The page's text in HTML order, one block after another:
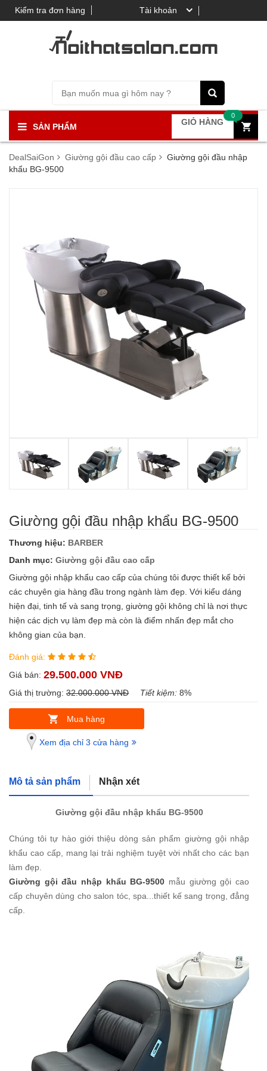
Tài khoản
Kiểm tra đơn hàng
SẢN PHẨM GIỎ HÀNG
0
DealSaiGon Giường gội đầu cao cấp
Giường gội đầu nhập
khẩu BG-9500
Giường gội đầu nhập khẩu BG-9500
Thương hiệu: BARBER
Danh mục: Giường gội đầu cao cấp
Giường gội nhập khẩu cao cấp của chúng tôi được thiết kế bởi
các chuyên gia hàng đầu trong ngành làm đẹp. Với kiểu dáng
hiện đại, tinh tế và sang trọng, giường gội không chỉ là nơi thực
hiện các dịch vụ làm đẹp mà còn là điểm nhấn đẹp mắt cho
không gian của bạn.
Đánh giá:
Giá bán: 29.500.000 VNĐ
Giá thị trường: 32.000.000 VNĐ Tiết kiệm: 8%
Mua hàng
Xem địa chỉ 3 cửa hàng
Mô tả sản phẩm Nhận xét
Giường gội đầu nhập khẩu BG-9500
Chúng tôi tự hào giới thiệu dòng sản phẩm giường gội nhập
khẩu cao cấp, mang lại trải nghiệm tuyệt vời nhất cho các bạn
làm đẹp.
Giường gội đầu nhập khẩu BG-9500 mẫu giường gội cao
cấp chuyên dùng cho salon tóc, spa...thiết kế sang trọng, đẳng
cấp.